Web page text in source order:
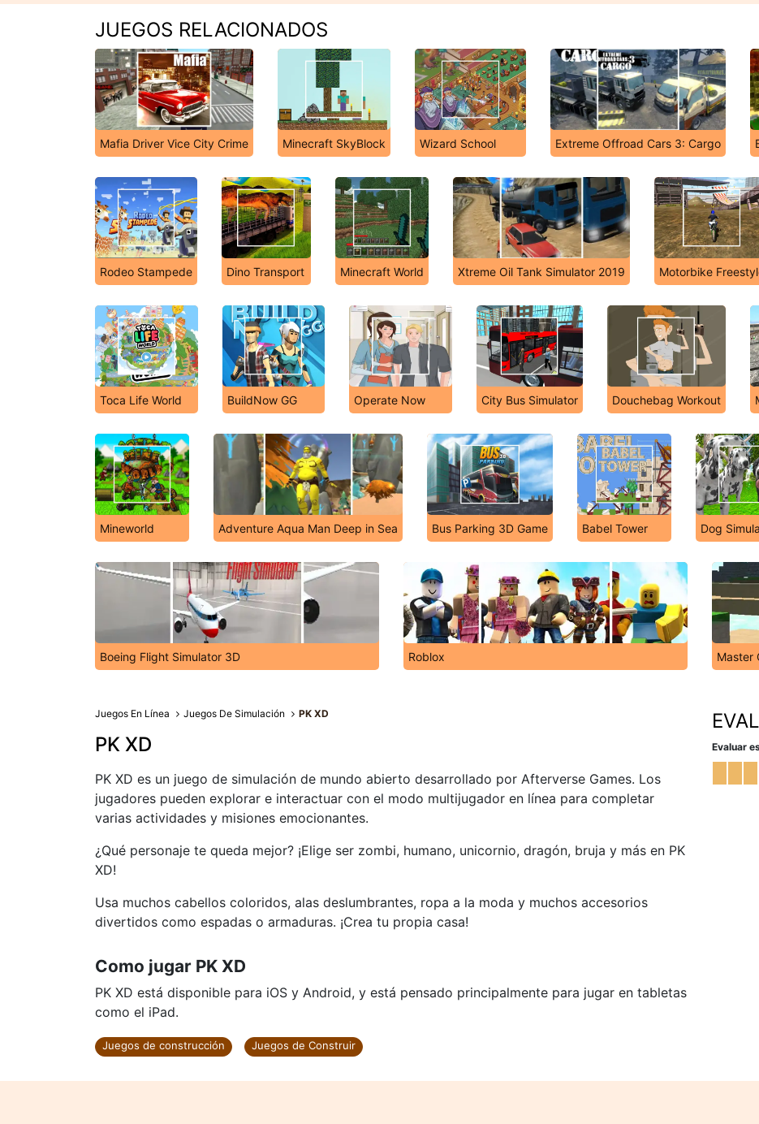
JUEGOS RELACIONADOS
Mafia Driver Vice City Crime Minecraft SkyBlock Wizard School Extreme Offroad Cars 3: Cargo
Rodeo Stampede Dino Transport Minecraft World Xtreme Oil Tank Simulator 2019 Motorbike
Toca Life World BuildNow GG Operate Now City Bus Simulator Douchebag Workout
Mineworld Adventure Aqua Man Deep in Sea Bus Parking 3D Game Babel Tower Dog
Boeing Flight Simulator 3D Roblox Master
Juegos En Línea Juegos De Simulación PK XD
PK XD
PK XD es un juego de simulación de mundo abierto desarrollado por Afterverse Games. Los
jugadores pueden explorar e interactuar con el modo multijugador en línea para completar
varias actividades y misiones emocionantes.
¿Qué personaje te queda mejor? ¡Elige ser zombi, humano, unicornio, dragón, bruja y más en PK
XD!
Usa muchos cabellos coloridos, alas deslumbrantes, ropa a la moda y muchos accesorios
divertidos como espadas o armaduras. ¡Crea tu propia casa!
Como jugar PK XD
PK XD está disponible para iOS y Android, y está pensado principalmente para jugar en tabletas
como el iPad.
Juegos de construcción Juegos de Construir
Evaluar